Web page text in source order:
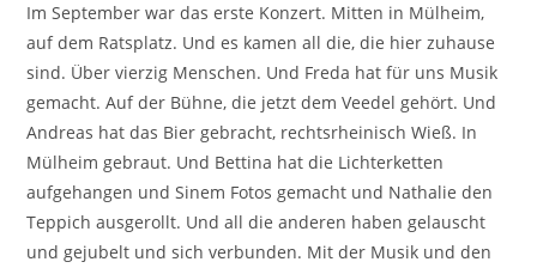
Im September war das erste Konzert. Mitten in Mülheim,
auf dem Ratsplatz. Und es kamen all die, die hier zuhause
sind. Über vierzig Menschen. Und Freda hat für uns Musik
gemacht. Auf der Bühne, die jetzt dem Veedel gehört. Und
Andreas hat das Bier gebracht, rechtsrheinisch Wieß. In
Mülheim gebraut. Und Bettina hat die Lichterketten
aufgehangen und Sinem Fotos gemacht und Nathalie den
Teppich ausgerollt. Und all die anderen haben gelauscht
und gejubelt und sich verbunden. Mit der Musik und den